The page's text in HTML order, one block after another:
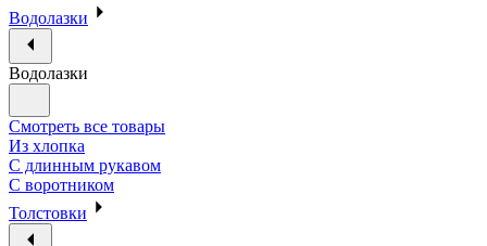
Водолазки
Водолазки
Смотреть все товары
Из хлопка
С длинным рукавом
С воротником
Толстовки